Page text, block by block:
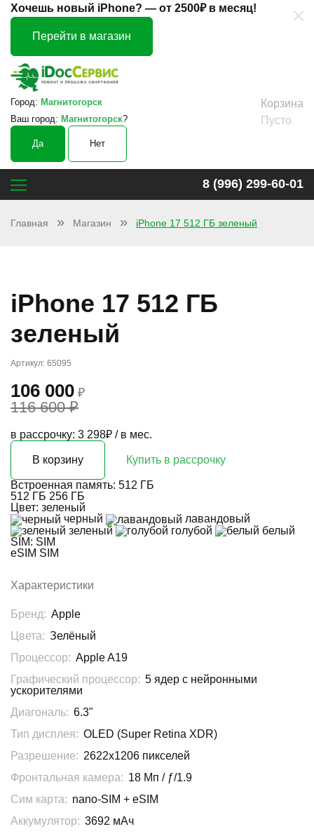
Хочешь новый iPhone? — от 2500₽ в месяц!
Перейти в магазин
Город: Магнитогорск
Ваш город: Магнитогорск?
Да Нет
Корзина
Пусто
8 (996) 299-60-01
Главная Магазин iPhone 17 512 ГБ зеленый
iPhone 17 512 ГБ
зеленый
Артикул: 65095
106 000 ₽
116 600 ₽
в рассрочку: 3 298₽ / в мес.
В корзину Купить в рассрочку
Встроенная память: 512 ГБ
512 ГБ 256 ГБ
Цвет: зеленый
черный
лавандовый
зеленый
голубой
белый
SIM: SIM
eSIM SIM
Характеристики
Бренд: Apple
Цвета: Зелёный
Процессор: Apple A19
Графический процессор: 5 ядер с нейронными
ускорителями
Диагональ: 6.3"
Тип дисплея: OLED (Super Retina XDR)
Разрешение: 2622x1206 пикселей
Фронтальная камера: 18 Мп / ƒ/1.9
Сим карта: nano-SIM + eSIM
Аккумулятор: 3692 мАч
×